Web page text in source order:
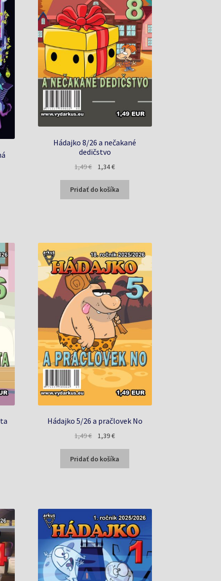
Hádajko 8/26 a nečakané
dedičstvo
1,49€
Pôvodná
bola:
1,49 €.
1,34€Aktuálna
je:
1,34 €.
Pridať do košíka
Hádajko 5/26 a pračlovek No
1,49€
Pôvodná
bola:
1,49 €.
1,39€Aktuálna
je:
1,39 €.
Pridať do košíka